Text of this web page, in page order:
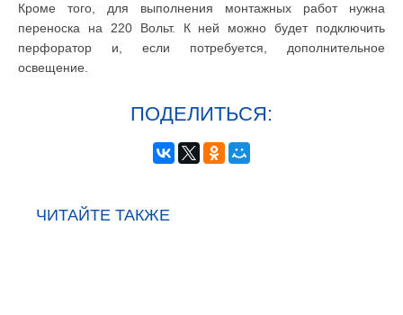
Кроме того, для выполнения монтажных работ нужна
переноска на 220 Вольт. К ней можно будет подключить
перфоратор и, если потребуется, дополнительное
освещение.
ПОДЕЛИТЬСЯ:
ЧИТАЙТЕ ТАКЖЕ